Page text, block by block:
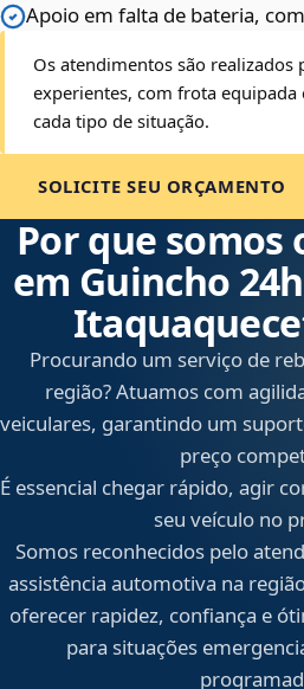
Apoio em falta de bateria,
Os atendimentos são realizados
experientes, com frota equipada
cada tipo de situação.
SOLICITE SEU ORÇAMENTO
Por que somos
em Guincho
Procurando um serviço de
região? Atuamos com
veiculares, garantindo um
preço
É essencial chegar rápido, agir
seu veículo no
Somos reconhecidos pelo
assistência automotiva na
oferecer rapidez, confiança e
para situações